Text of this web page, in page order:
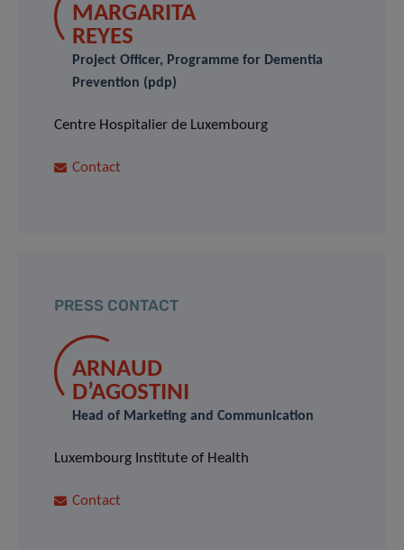
MARGARITA
REYES
Project Officer, Programme for Dementia
Prevention (pdp)
Centre Hospitalier de Luxembourg
Contact
PRESS CONTACT
ARNAUD
D’AGOSTINI
Head of Marketing and Communication
Luxembourg Institute of Health
Contact